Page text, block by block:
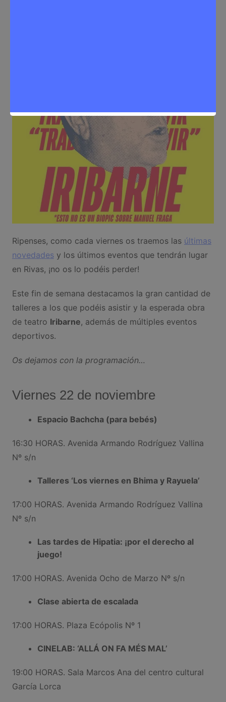
Ripenses, como cada viernes os traemos las últimas
novedadesy los últimos eventos que tendrán lugar
en Rivas, ¡no os lo podéis perder!
Este fin de semana destacamos la gran cantidad de
talleres a los que podéis asistir y la esperada obra
de teatro Iribarne, además de múltiples eventos
deportivos.
Os dejamos con la programación…
Viernes 22 de noviembre
Espacio Bachcha (para bebés)
16:30 HORAS. Avenida Armando Rodríguez Vallina
Nº s/n
Talleres ‘Los viernes en Bhima y Rayuela’
17:00 HORAS. Avenida Armando Rodríguez Vallina
Nº s/n
Las tardes de Hipatia: ¡por el derecho al
juego!
17:00 HORAS. Avenida Ocho de Marzo Nº s/n
Clase abierta de escalada
17:00 HORAS. Plaza Ecópolis Nº 1
CINELAB: ‘ALLÁ ON FA MÉS MAL’
19:00 HORAS. Sala Marcos Ana del centro cultural
García Lorca